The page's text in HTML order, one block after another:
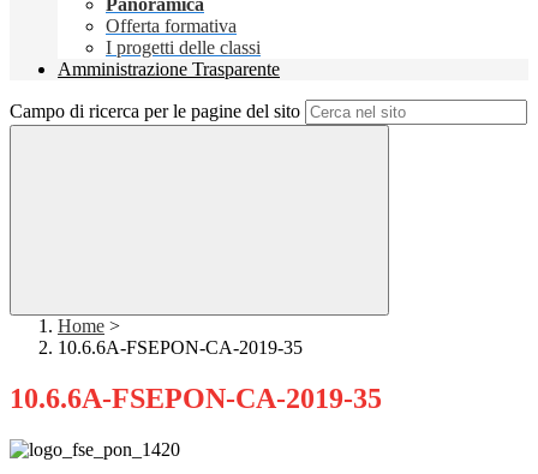
Panoramica
Offerta formativa
I progetti delle classi
Amministrazione Trasparente
Campo di ricerca per le pagine del sito
Home >
10.6.6A-FSEPON-CA-2019-35
10.6.6A-FSEPON-CA-2019-35